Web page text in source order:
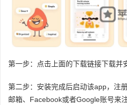
第一步：点击上面的下载链接下载并
第二步：安装完成后启动该app，注
邮箱、Facebook或者Google账号来注